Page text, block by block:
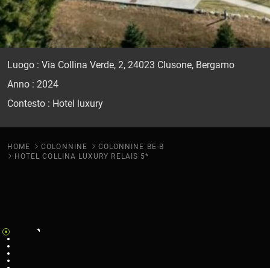
Luogo : Via Collina Verde, 2, 24023 Clusone, Bergamo
Anno : 2024
Contesto : Hotel luxury
HOME COLONNINE
COLONNINE BE-B
HOTEL COLLINA LUXURY RELAIS 5*